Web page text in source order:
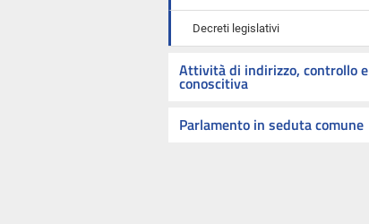
Decreti legislativi
Attività di indirizzo, controllo e
conoscitiva
Parlamento in seduta comune